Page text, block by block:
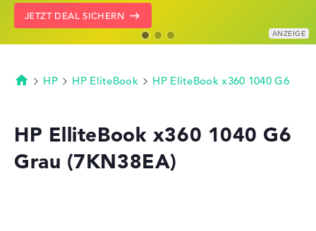
Kaufberatung
Technik & Wissen
Deals
Merkzettel
JETZT DEAL SICHERN
ZU DEN HP ANGEBOTEN
LENOVO DEALS ZEIGEN
Startseite
HP HP EliteBook HP EliteBook x360 1040 G6
HP ElliteBook x360 1040 G6
Grau (7KN38EA)